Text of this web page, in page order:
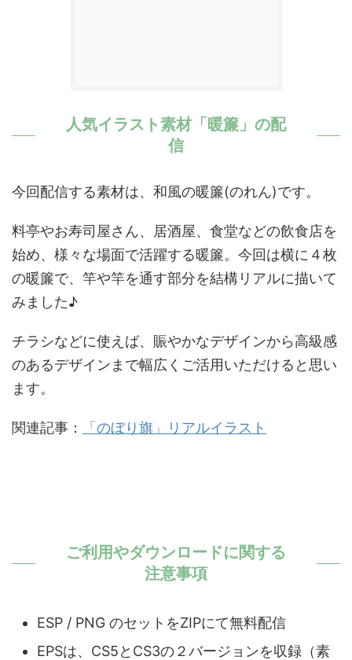
人気イラスト素材「暖簾」の配
信
今回配信する素材は、和風の暖簾(のれん)です。
料亭やお寿司屋さん、居酒屋、食堂などの飲食店を
始め、様々な場面で活躍する暖簾。今回は横に４枚
の暖簾で、竿や竿を通す部分を結構リアルに描いて
みました♪
チラシなどに使えば、賑やかなデザインから高級感
のあるデザインまで幅広くご活用いただけると思い
ます。
関連記事： 「のぼり旗」リアルイラスト
ご利用やダウンロードに関する
注意事項
ESP / PNG のセットをZIPにて無料配信
EPSは、CS5とCS3の２バージョンを収録（素